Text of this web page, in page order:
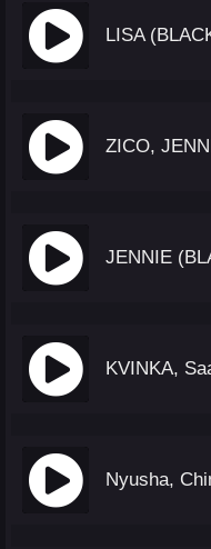
LISA
ZICO,
JENNIE
KVINKA,
Nyusha,